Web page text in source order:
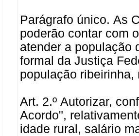
Parágrafo único. As
poderão contar com
atender a população
formal da Justiça
população
Art. 2.º Autorizar,
Acordo",
idade rural, salário